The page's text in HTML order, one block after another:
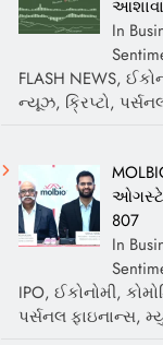
In
FLASH NEWS,
ન્યૂઝ, ક્રિપ્ટો,
ઓગસ્ટે
807
In
IPO, ઈકોનોમી,
પર્સનલ ફાઇનાન્સ,